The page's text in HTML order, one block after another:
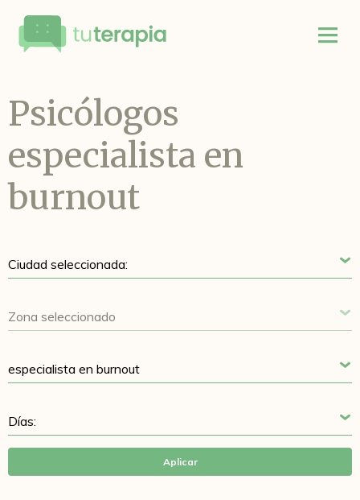
Psicólogos
especialista en
burnout
Aplicar